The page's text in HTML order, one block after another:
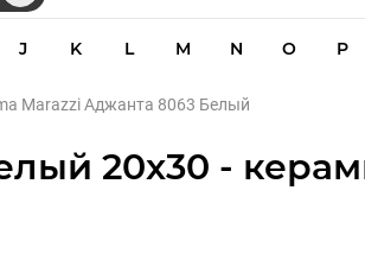
J K L M N O P
Marazzi Аджанта 8063 Белый
20x30 -